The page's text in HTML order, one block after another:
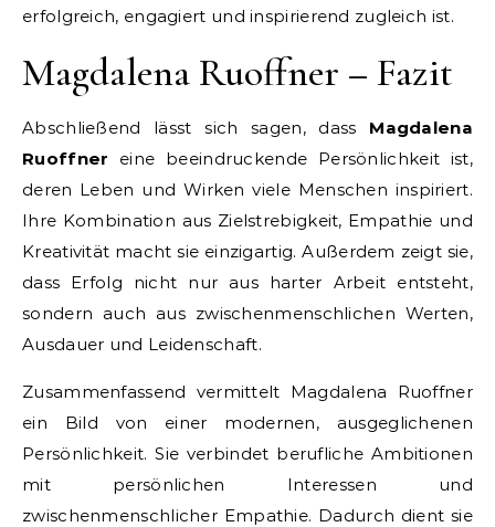
erfolgreich, engagiert und inspirierend zugleich ist.
Magdalena Ruoffner – Fazit
Abschließend lässt sich sagen, dass Magdalena
Ruoffner eine beeindruckende Persönlichkeit ist,
deren Leben und Wirken viele Menschen inspiriert.
Ihre Kombination aus Zielstrebigkeit, Empathie und
Kreativität macht sie einzigartig. Außerdem zeigt sie,
dass Erfolg nicht nur aus harter Arbeit entsteht,
sondern auch aus zwischenmenschlichen Werten,
Ausdauer und Leidenschaft.
Zusammenfassend vermittelt Magdalena Ruoffner
ein Bild von einer modernen, ausgeglichenen
Persönlichkeit. Sie verbindet berufliche Ambitionen
mit persönlichen Interessen und
zwischenmenschlicher Empathie. Dadurch dient sie